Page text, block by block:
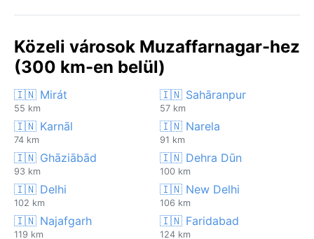
Közeli városok Muzaffarnagar-hez
(300 km-en belül)
🇮🇳 Mirát
55 km
🇮🇳 Sahāranpur
57 km
🇮🇳 Karnāl
74 km
🇮🇳 Narela
91 km
🇮🇳 Ghāziābād
93 km
🇮🇳 Dehra Dūn
100 km
🇮🇳 Delhi
102 km
🇮🇳 New Delhi
106 km
🇮🇳 Najafgarh
119 km
🇮🇳 Faridabad
124 km